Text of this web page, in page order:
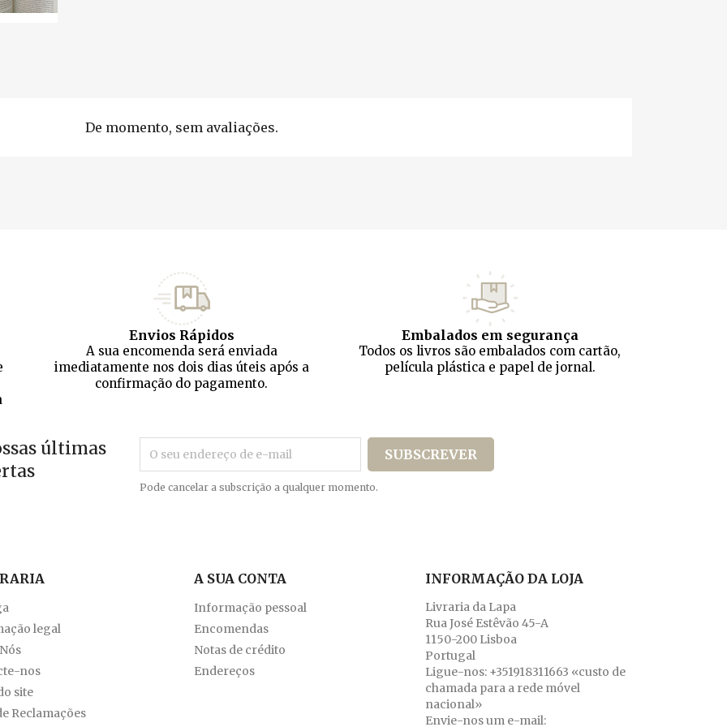
De momento, sem avaliações.
Envios Rápidos
A sua encomenda será enviada
imediatamente nos dois dias úteis após a
confirmação do pagamento.
Embalados em segurança
Todos os livros são embalados com cartão,
película plástica e papel de jornal.
últimas
Pode cancelar a subscrição a qualquer momento.
legal
nos
site
Reclamações
A SUA CONTA
Informação pessoal
Encomendas
Notas de crédito
Endereços
INFORMAÇÃO DA LOJA
Livraria da Lapa
Rua José Estêvão 45-A
1150-200 Lisboa
Portugal
Ligue-nos: +351918311663 «custo de
chamada para a rede móvel
nacional»
Envie-nos um e-mail: